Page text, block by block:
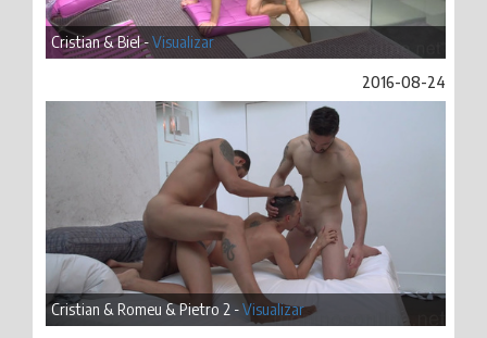
Cristian & Biel -Visualizar
2016-08-24
Cristian & Romeu & Pietro 2 -Visualizar